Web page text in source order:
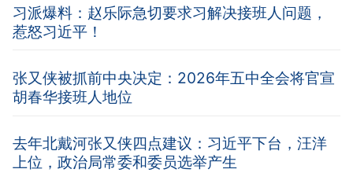
习派爆料：赵乐际急切要求习解决接班人问题，
惹怒习近平！
张又侠被抓前中央决定：2026年五中全会将官宣
胡春华接班人地位
去年北戴河张又侠四点建议：习近平下台，汪洋
上位，政治局常委和委员选举产生